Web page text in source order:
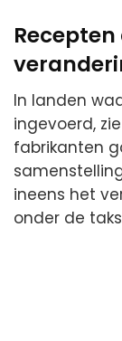
In landen
ingevoerd,
fabrikanten
ineens het
onder de